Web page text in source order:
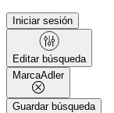
Iniciar sesión
Editar búsqueda
MarcaAdler
Guardar búsqueda